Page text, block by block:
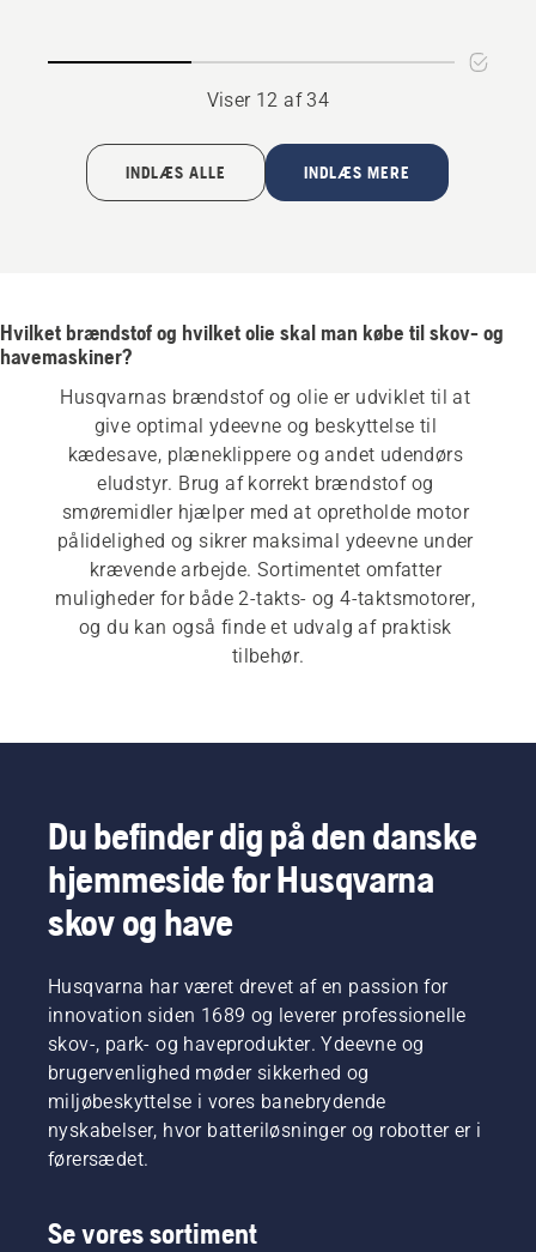
Viser 12 af 34
INDLÆS ALLE INDLÆS MERE
Hvilket brændstof og hvilket olie skal man købe til skov- og
havemaskiner?
Husqvarnas brændstof og olie er udviklet til at
give optimal ydeevne og beskyttelse til
kædesave, plæneklippere og andet udendørs
eludstyr. Brug af korrekt brændstof og
smøremidler hjælper med at opretholde motor
pålidelighed og sikrer maksimal ydeevne under
krævende arbejde. Sortimentet omfatter
muligheder for både 2-takts- og 4-taktsmotorer,
og du kan også finde et udvalg af praktisk
tilbehør.
Du befinder dig på den danske
hjemmeside for Husqvarna
skov og have
Husqvarna har været drevet af en passion for
innovation siden 1689 og leverer professionelle
skov-, park- og haveprodukter. Ydeevne og
brugervenlighed møder sikkerhed og
miljøbeskyttelse i vores banebrydende
nyskabelser, hvor batteriløsninger og robotter er i
førersædet.
Se vores sortiment